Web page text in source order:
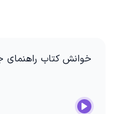
خوانش کتاب راهنمای